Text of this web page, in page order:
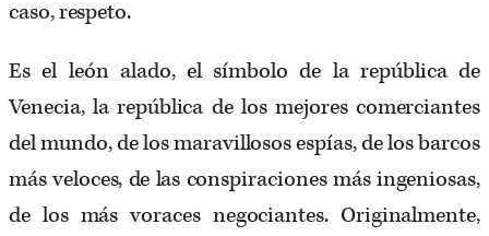
caso, respeto.
Es el león alado, el símbolo de la república de
Venecia, la república de los mejores comerciantes
del mundo, de los maravillosos espías, de los barcos
más veloces, de las conspiraciones más ingeniosas,
de los más voraces negociantes. Originalmente,